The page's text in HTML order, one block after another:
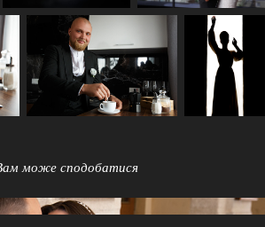
може сподобатися